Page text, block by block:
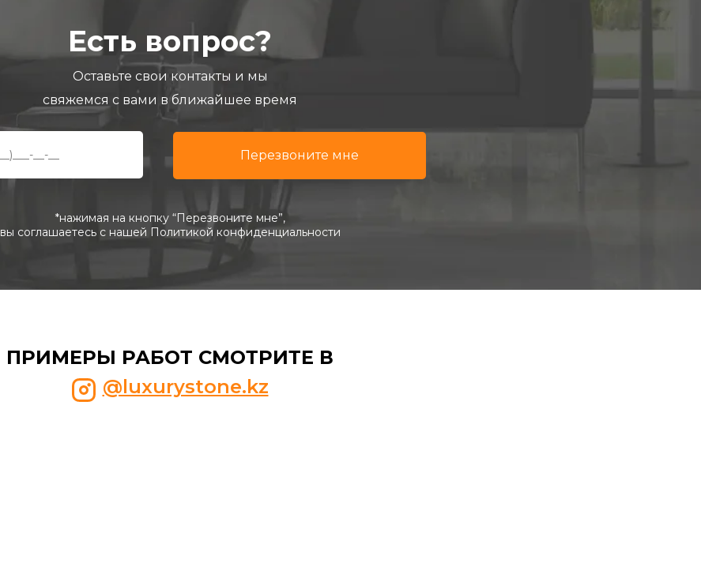
Есть вопрос?
Оставьте свои контакты и мы
свяжемся с вами в ближайшее время
*нажимая на кнопку “Перезвоните мне”,
вы соглашаетесь с нашей Политикой конфиденциальности
ПРИМЕРЫ РАБОТ СМОТРИТЕ В
@luxurystone.kz